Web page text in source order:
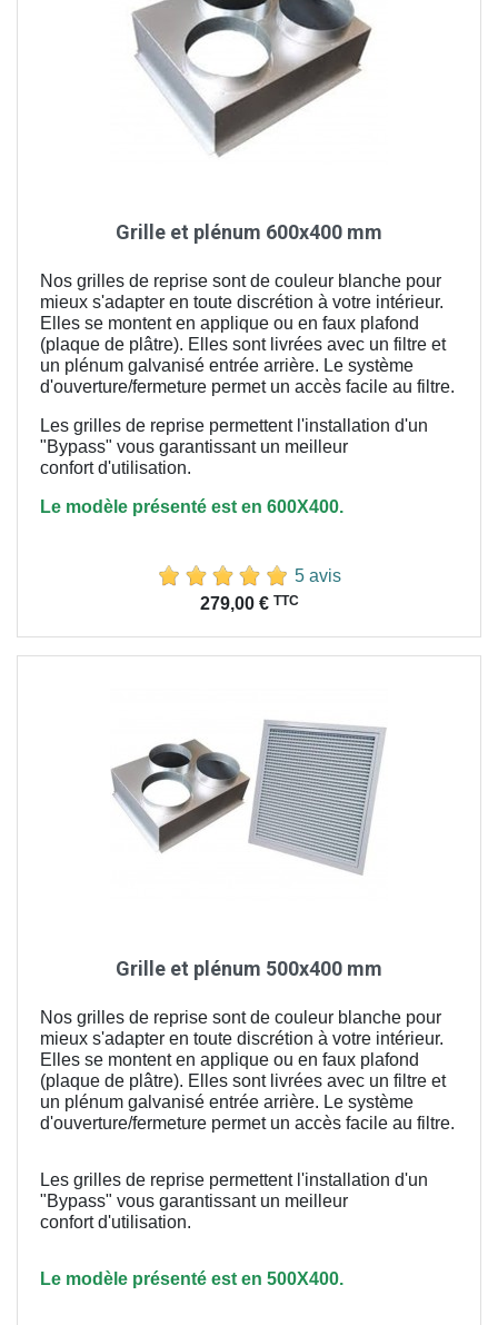
Grille et plénum 600x400 mm
Nos grilles de reprise sont de couleur blanche pour
mieux s'adapter en toute discrétion à votre intérieur.
Elles se montent en applique ou en faux plafond
(plaque de plâtre). Elles sont livrées avec un filtre et
un plénum galvanisé entrée arrière. Le système
d'ouverture/fermeture permet un accès facile au filtre.
Les grilles de reprise permettent l'installation d'un
"Bypass" vous garantissant un meilleur
confortd'utilisation.
Le modèle présenté est en 600X400.
5 avis
279,00 € TTC
Grille et plénum 500x400 mm
Nos grilles de reprise sont de couleur blanche pour
mieux s'adapter en toute discrétion à votre intérieur.
Elles se montent en applique ou en faux plafond
(plaque de plâtre). Elles sont livrées avec un filtre et
un plénum galvanisé entrée arrière. Le système
d'ouverture/fermeture permet un accès facile au filtre.
Les grilles de reprise permettent l'installation d'un
"Bypass" vous garantissant un meilleur
confortd'utilisation.
Le modèle présenté est en 500X400.